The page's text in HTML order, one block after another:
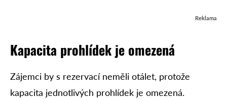
Reklama
Kapacita prohlídek je omezená
Zájemci by s rezervací neměli otálet, protože
kapacita jednotlivých prohlídek je omezená.